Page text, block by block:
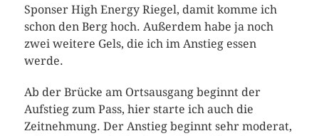
Sponser High Energy Riegel, damit komme ich
schon den Berg hoch. Außerdem habe ja noch
zwei weitere Gels, die ich im Anstieg essen
werde.
Ab der Brücke am Ortsausgang beginnt der
Aufstieg zum Pass, hier starte ich auch die
Zeitnehmung. Der Anstieg beginnt sehr moderat,